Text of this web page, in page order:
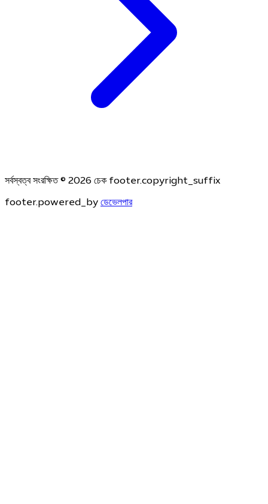
সর্বস্বত্ব সংরক্ষিত © 2026 চেক footer.copyright_suffix
footer.powered_by ডেভেলপার